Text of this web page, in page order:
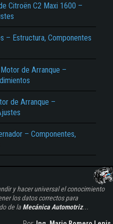
Citroën C2 Maxi 1600 –
– Estructura, Componentes
de Arranque –
de Arranque –
– Componentes,
y hacer universal el conocimiento
los datos correctos para
de la Mecánica Automotriz...